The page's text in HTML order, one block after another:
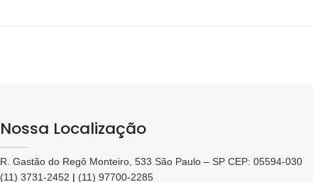
Nossa Localização
R. Gastão do Regô Monteiro, 533 São Paulo – SP CEP: 05594-030
(11) 3731-2452 | (11) 97700-2285